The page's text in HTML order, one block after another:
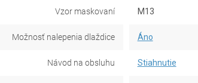
Vzor maskovaní M13
Možnosť nalepenia dlaždice Áno
Návod na obsluhu Stiahnutie